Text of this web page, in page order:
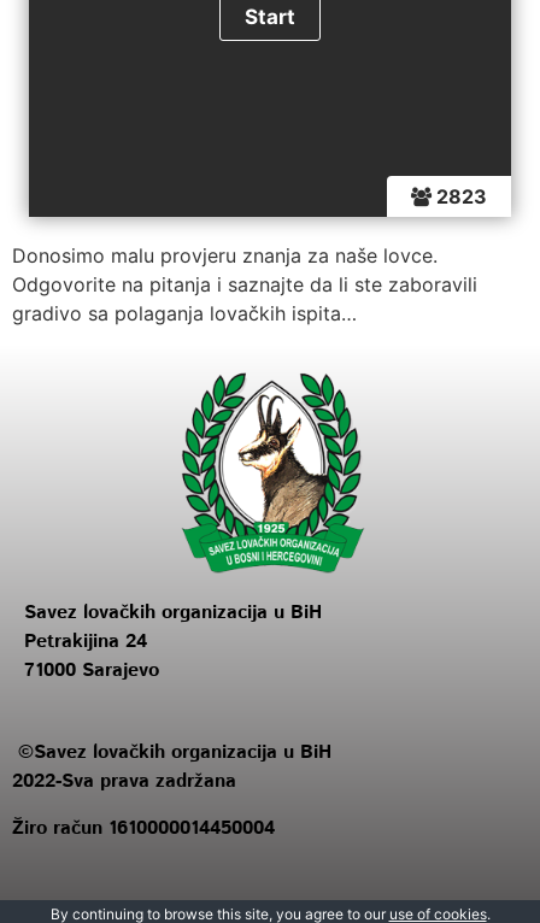
2823
Donosimo malu provjeru znanja za naše lovce.
Odgovorite na pitanja i saznajte da li ste zaboravili
gradivo sa polaganja lovačkih ispita…
Savez lovačkih organizacija u BiH
Petrakijina 24
71000 Sarajevo
©Savez lovačkih organizacija u BiH
2022-Sva prava zadržana
Žiro račun 1610000014450004
By continuing to browse this site, you agree to our use of cookies.